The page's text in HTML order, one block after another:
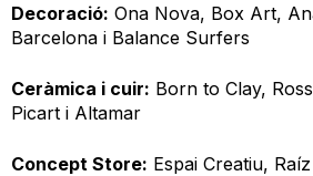
Decoració: Ona Nova, Box Art,
Barcelona i Balance Surfers
Ceràmica i cuir: Born to Clay,
Picart i Altamar
Concept Store: Espai Creatiu,